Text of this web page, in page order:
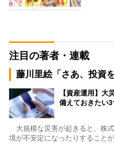
注目の著者・連載
藤川里絵「さあ、投資
【資産運用】大
備えておきたい
大規模な災害が起きると、株
境が不安定になったりすること